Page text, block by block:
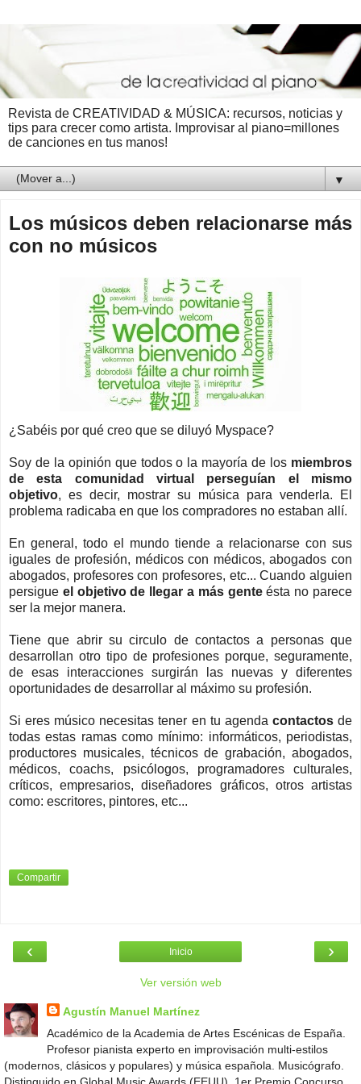
Revista de CREATIVIDAD & MÚSICA: recursos, noticias y
tips para crecer como artista. Improvisar al piano=millones
de canciones en tus manos!
▼
Los músicos deben relacionarse más
con no músicos
¿Sabéis por qué creo que se diluyó Myspace?
Soy de la opinión que todos o la mayoría de los miembros
de esta comunidad virtual perseguían el mismo
objetivo, es decir, mostrar su música para venderla. El
problema radicaba en que los compradores no estaban allí.
En general, todo el mundo tiende a relacionarse con sus
iguales de profesión, médicos con médicos, abogados con
abogados, profesores con profesores, etc... Cuando alguien
persigue el objetivo de llegar a más genteésta no parece
ser la mejor manera.
Tiene que abrir su circulo de contactos a personas que
desarrollan otro tipo de profesiones porque, seguramente,
de esas interacciones surgirán las nuevas y diferentes
oportunidades de desarrollar al máximo su profesión.
Si eres músico necesitas tener en tu agenda contactosde
todas estas ramas como mínimo: informáticos, periodistas,
productores musicales, técnicos de grabación, abogados,
médicos, coachs, psicólogos, programadores culturales,
críticos, empresarios, diseñadores gráficos, otros artistas
como: escritores, pintores, etc...
Compartir
‹ ›
Inicio
Ver versión web
Agustín Manuel Martínez
Académico de la Academia de Artes Escénicas de España.
Profesor pianista experto en improvisación multi-estilos
(modernos, clásicos y populares) y música española. Musicógrafo.